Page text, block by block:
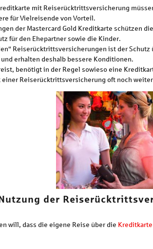
mit Reiserücktrittsversicherung
für Vielreisende von Vorteil.
der Mastercard Gold Kreditkarte schützen
für den Ehepartner sowie die Kinder.
Reiserücktrittsversicherungen ist der
erhalten deshalb bessere Konditionen.
benötigt in der Regel sowieso eine
Reiserücktrittsversicherung oft noch
der
will, dass die eigene Reise über die Kreditkarte